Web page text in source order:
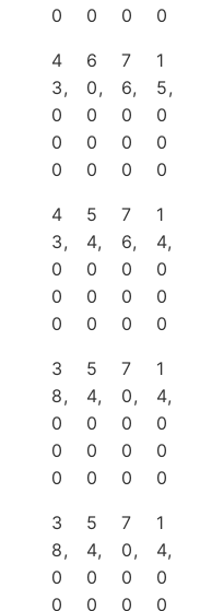
0
0
0
0
4
3,
0
0
0
6
0,
0
0
0
7
6,
0
0
0
1
5,
0
0
0
4
3,
0
0
0
5
4,
0
0
0
7
6,
0
0
0
1
4,
0
0
0
3
8,
0
0
0
5
4,
0
0
0
7
0,
0
0
0
1
4,
0
0
0
3
8,
0
0
5
4,
0
0
7
0,
0
0
1
4,
0
0